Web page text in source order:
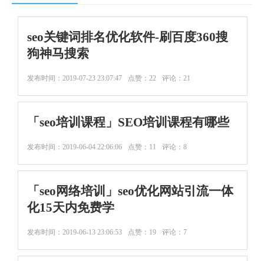
seo关键词排名优化软件-刷百度360搜
狗神马搜索
发布时间： 2019-07-23 23:07:47 点赞：22 评论：21
「seo培训课程」SEO培训课程有哪些
发布时间： 2019-06-04 22:06:06 点赞：11 评论：8
「seo网络培训」seo优化网站引流一体
化15天内免费学
发布时间： 2019-06-13 23:06:53 点赞：19 评论：7